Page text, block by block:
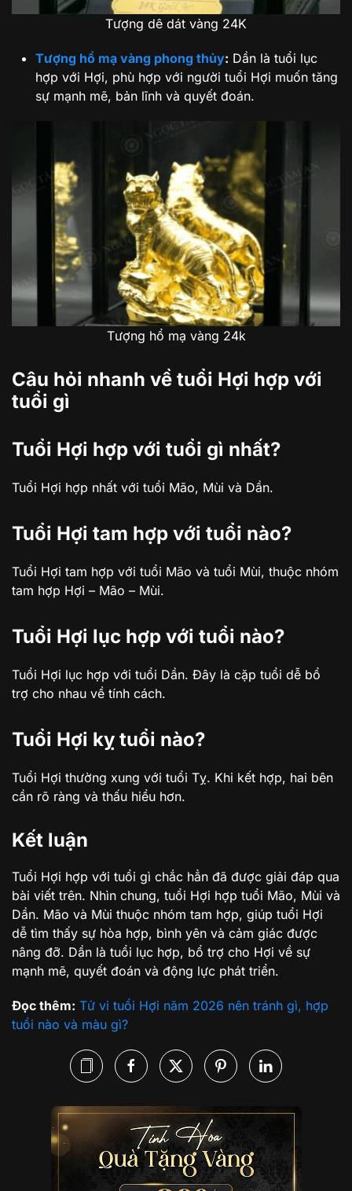
Tượng dê dát vàng 24K
Tượng hổ mạ vàng phong thủy: Dần là tuổi lục
hợp với Hợi, phù hợp với người tuổi Hợi muốn tăng
sự mạnh mẽ, bản lĩnh và quyết đoán.
Tượng hổ mạ vàng 24k
Câu hỏi nhanh về tuổi Hợi hợp với
tuổi gì
Tuổi Hợi hợp với tuổi gì nhất?
Tuổi Hợi hợp nhất với tuổi Mão, Mùi và Dần.
Tuổi Hợi tam hợp với tuổi nào?
Tuổi Hợi tam hợp với tuổi Mão và tuổi Mùi, thuộc nhóm
tam hợp Hợi – Mão – Mùi.
Tuổi Hợi lục hợp với tuổi nào?
Tuổi Hợi lục hợp với tuổi Dần. Đây là cặp tuổi dễ bổ
trợ cho nhau về tính cách.
Tuổi Hợi kỵ tuổi nào?
Tuổi Hợi thường xung với tuổi Tỵ. Khi kết hợp, hai bên
cần rõ ràng và thấu hiểu hơn.
Kết luận
Tuổi Hợi hợp với tuổi gì chắc hẳn đã được giải đáp qua
bài viết trên. Nhìn chung, tuổi Hợi hợp tuổi Mão, Mùi và
Dần. Mão và Mùi thuộc nhóm tam hợp, giúp tuổi Hợi
dễ tìm thấy sự hòa hợp, bình yên và cảm giác được
nâng đỡ. Dần là tuổi lục hợp, bổ trợ cho Hợi về sự
mạnh mẽ, quyết đoán và động lực phát triển.
Đọc thêm: Tử vi tuổi Hợi năm 2026 nên tránh gì, hợp
tuổi nào và màu gì?